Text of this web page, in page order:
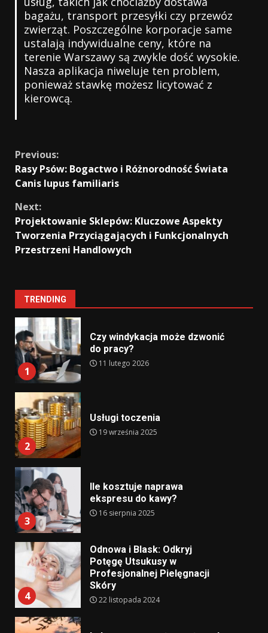
bagażu, transport przesyłki czy przewóz
zwierząt. Poszczególne korporacje same
ustalają indywidualne ceny, które na
terenie Warszawy są zwykle dość wysokie.
Nasza aplikacja niweluje ten problem,
ponieważ stawkę możesz licytować z
kierowcą.
Continue
Reading
Previous:
Rasy Psów: Bogactwo i Różnorodność Świata
Canis lupus familiaris
Next:
Projektowanie Sklepów: Kluczowe Aspekty
Tworzenia Przyciągających i Funkcjonalnych
Przestrzeni Handlowych
TRENDING
1
Czy windykacja może dzwonić
do pracy?
11 lutego 2026
2
Usługi toczenia
19 września 2025
3
Ile kosztuje naprawa
ekspresu do kawy?
16 sierpnia 2025
4
Odnowa i Blask: Odkryj
Potęgę Utsukusy w
Profesjonalnej Pielęgnacji
Skóry
22 listopada 2024